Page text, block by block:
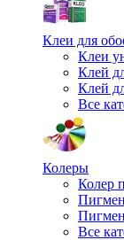
Клеи для
Клеи
Клей
Клей
Все
Колеры
Колер
Все